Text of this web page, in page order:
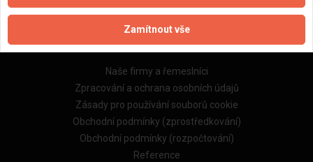
Důležité informace
Naše firmy a řemeslníci
Zpracování a ochrana osobních údajů
Zásady pro používání souborů cookie
Obchodní podmínky (zprostředkování)
Obchodní podmínky (rozpočtování)
Reference
Zamítnout vše